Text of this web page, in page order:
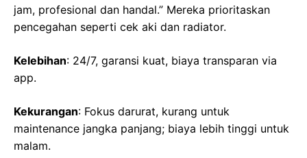
jam, profesional dan handal.” Mereka prioritaskan
pencegahan seperti cek aki dan radiator.
Kelebihan: 24/7, garansi kuat, biaya transparan via
app.
Kekurangan: Fokus darurat, kurang untuk
maintenance jangka panjang; biaya lebih tinggi untuk
malam.